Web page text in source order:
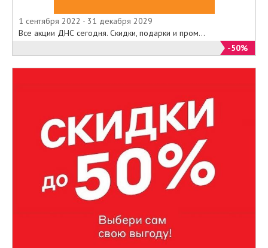
1 сентября 2022 - 31 декабря 2029
Все акции ДНС сегодня. Скидки, подарки и пром...
-50%